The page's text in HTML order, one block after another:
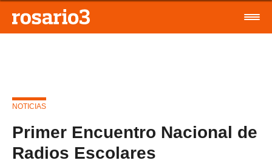
NOTICIAS
Primer Encuentro Nacional de
Radios Escolares